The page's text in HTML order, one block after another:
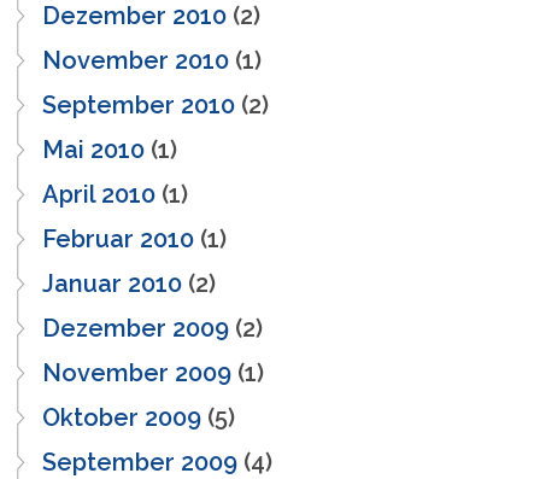
Dezember 2010 (2)
November 2010 (1)
September 2010 (2)
Mai 2010 (1)
April 2010 (1)
Februar 2010 (1)
Januar 2010 (2)
Dezember 2009 (2)
November 2009 (1)
Oktober 2009 (5)
September 2009 (4)